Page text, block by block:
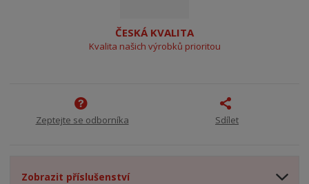
ČESKÁ KVALITA
Kvalita našich výrobků prioritou
Zeptejte se odborníka Sdílet
Zobrazit příslušenství